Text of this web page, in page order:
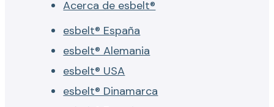
Acerca de esbelt®
esbelt® España
esbelt® Alemania
esbelt® USA
esbelt® Dinamarca